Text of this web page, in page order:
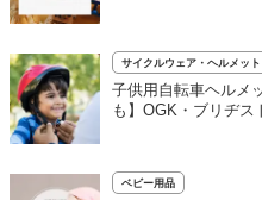
サイクルウェア・ヘルメット
子供用自転車ヘルメ
も】OGK・ブリヂス
ベビー用品